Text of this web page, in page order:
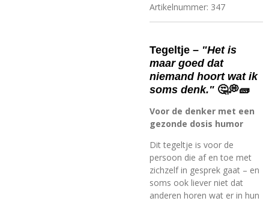
Artikelnummer: 347
Tegeltje – "Het is
maar goed dat
niemand hoort wat ik
soms denk." 🤔💭🧱
Voor de denker met een
gezonde dosis humor
Dit tegeltje is voor de
persoon die af en toe met
zichzelf in gesprek gaat – en
soms ook liever niet dat
anderen horen wat er in hun